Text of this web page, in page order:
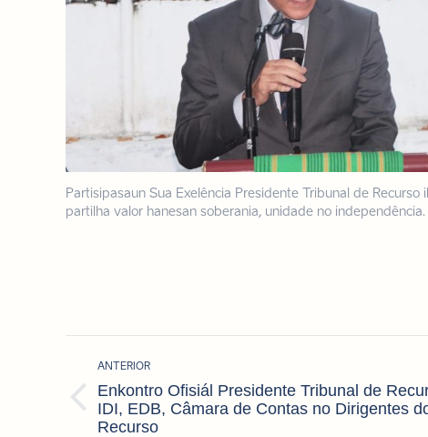
Partisipasaun Sua Exelência Presidente Tribunal de
partilha valor hanesan soberania, unidade no independência.
post:
ANTERIOR
Post
anterior:
Enkontro Ofisiál Presidente Tribunal de
IDI, EDB, Câmara de Contas no Dirigentes
Recurso